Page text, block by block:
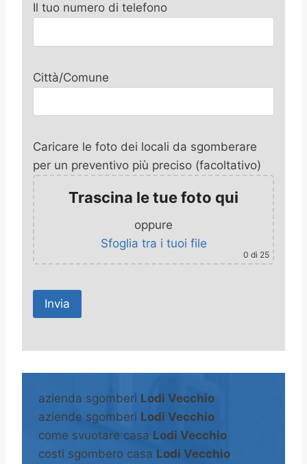
Il tuo numero di telefono
Città/Comune
Caricare le foto dei locali da sgomberare
per un preventivo più preciso (facoltativo)
Trascina le tue foto qui
oppure
Sfoglia tra i tuoi file
0 di 25
A
e
n
a
azienda sgomberi Lodi Vecchio
aziende sgomberi Lodi Vecchio
come svuotare casa Lodi Vecchio
costi sgombero casa Lodi Vecchio